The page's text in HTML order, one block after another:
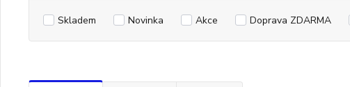
Skladem Novinka Akce Doprava ZDARMA